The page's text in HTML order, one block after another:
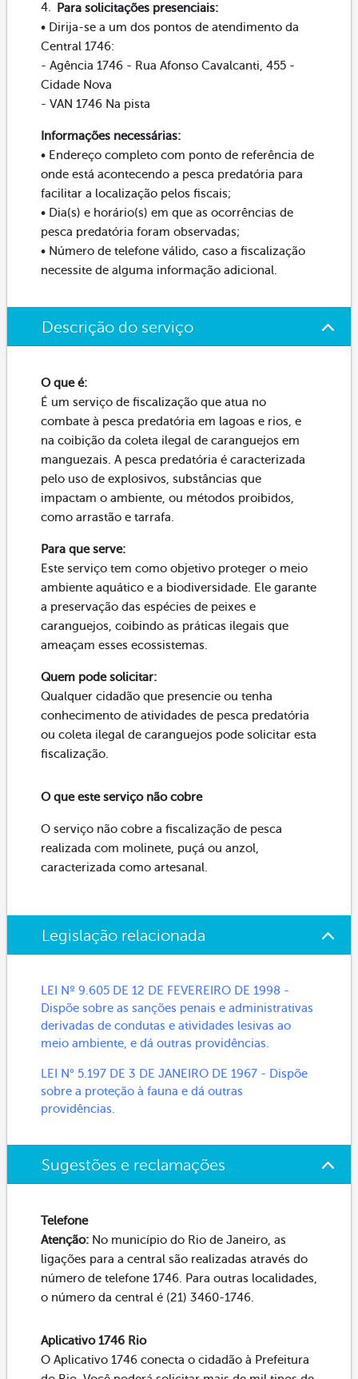
Para solicitações presenciais:
• Dirija-se a um dos pontos de atendimento da
Central 1746:
- Agência 1746 - Rua Afonso Cavalcanti, 455 -
Cidade Nova
- VAN 1746 Na pista
Informações necessárias:
• Endereço completo com ponto de referência de
onde está acontecendo a pesca predatória para
facilitar a localização pelos fiscais;
• Dia(s) e horário(s) em que as ocorrências de
pesca predatória foram observadas;
• Número de telefone válido, caso a fiscalização
necessite de alguma informação adicional.
Descrição do serviço
O que é:
É um serviço de fiscalização que atua no
combate à pesca predatória em lagoas e rios, e
na coibição da coleta ilegal de caranguejos em
manguezais. A pesca predatória é caracterizada
pelo uso de explosivos, substâncias que
impactam o ambiente, ou métodos proibidos,
como arrastão e tarrafa.
Para que serve:
Este serviço tem como objetivo proteger o meio
ambiente aquático e a biodiversidade. Ele garante
a preservação das espécies de peixes e
caranguejos, coibindo as práticas ilegais que
ameaçam esses ecossistemas.
Quem pode solicitar:
Qualquer cidadão que presencie ou tenha
conhecimento de atividades de pesca predatória
ou coleta ilegal de caranguejos pode solicitar esta
fiscalização.
O que este serviço não cobre
O serviço não cobre a fiscalização de pesca
realizada com molinete, puçá ou anzol,
caracterizada como artesanal.
Legislação relacionada
LEI Nº 9.605 DE 12 DE FEVEREIRO DE 1998 -
Dispõe sobre as sanções penais e administrativas
derivadas de condutas e atividades lesivas ao
meio ambiente, e dá outras providências.
LEI N° 5.197 DE 3 DE JANEIRO DE 1967 - Dispõe
sobre a proteção à fauna e dá outras
providências.
Sugestões e reclamações
Telefone
Atenção: No município do Rio de Janeiro, as
ligações para a central são realizadas através do
número de telefone 1746. Para outras localidades,
o número da central é (21) 3460-1746.
Aplicativo 1746 Rio
O Aplicativo 1746 conecta o cidadão à Prefeitura